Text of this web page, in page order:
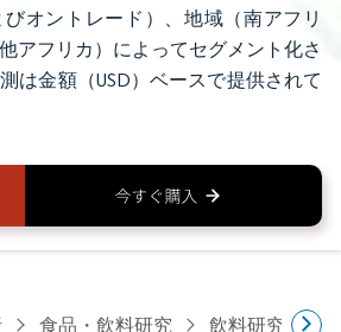
びオントレード）、地域（南アフリ
アフリカ）によってセグメント化さ
は金額（USD）ベースで提供されて
食品・飲料研究 飲料研究